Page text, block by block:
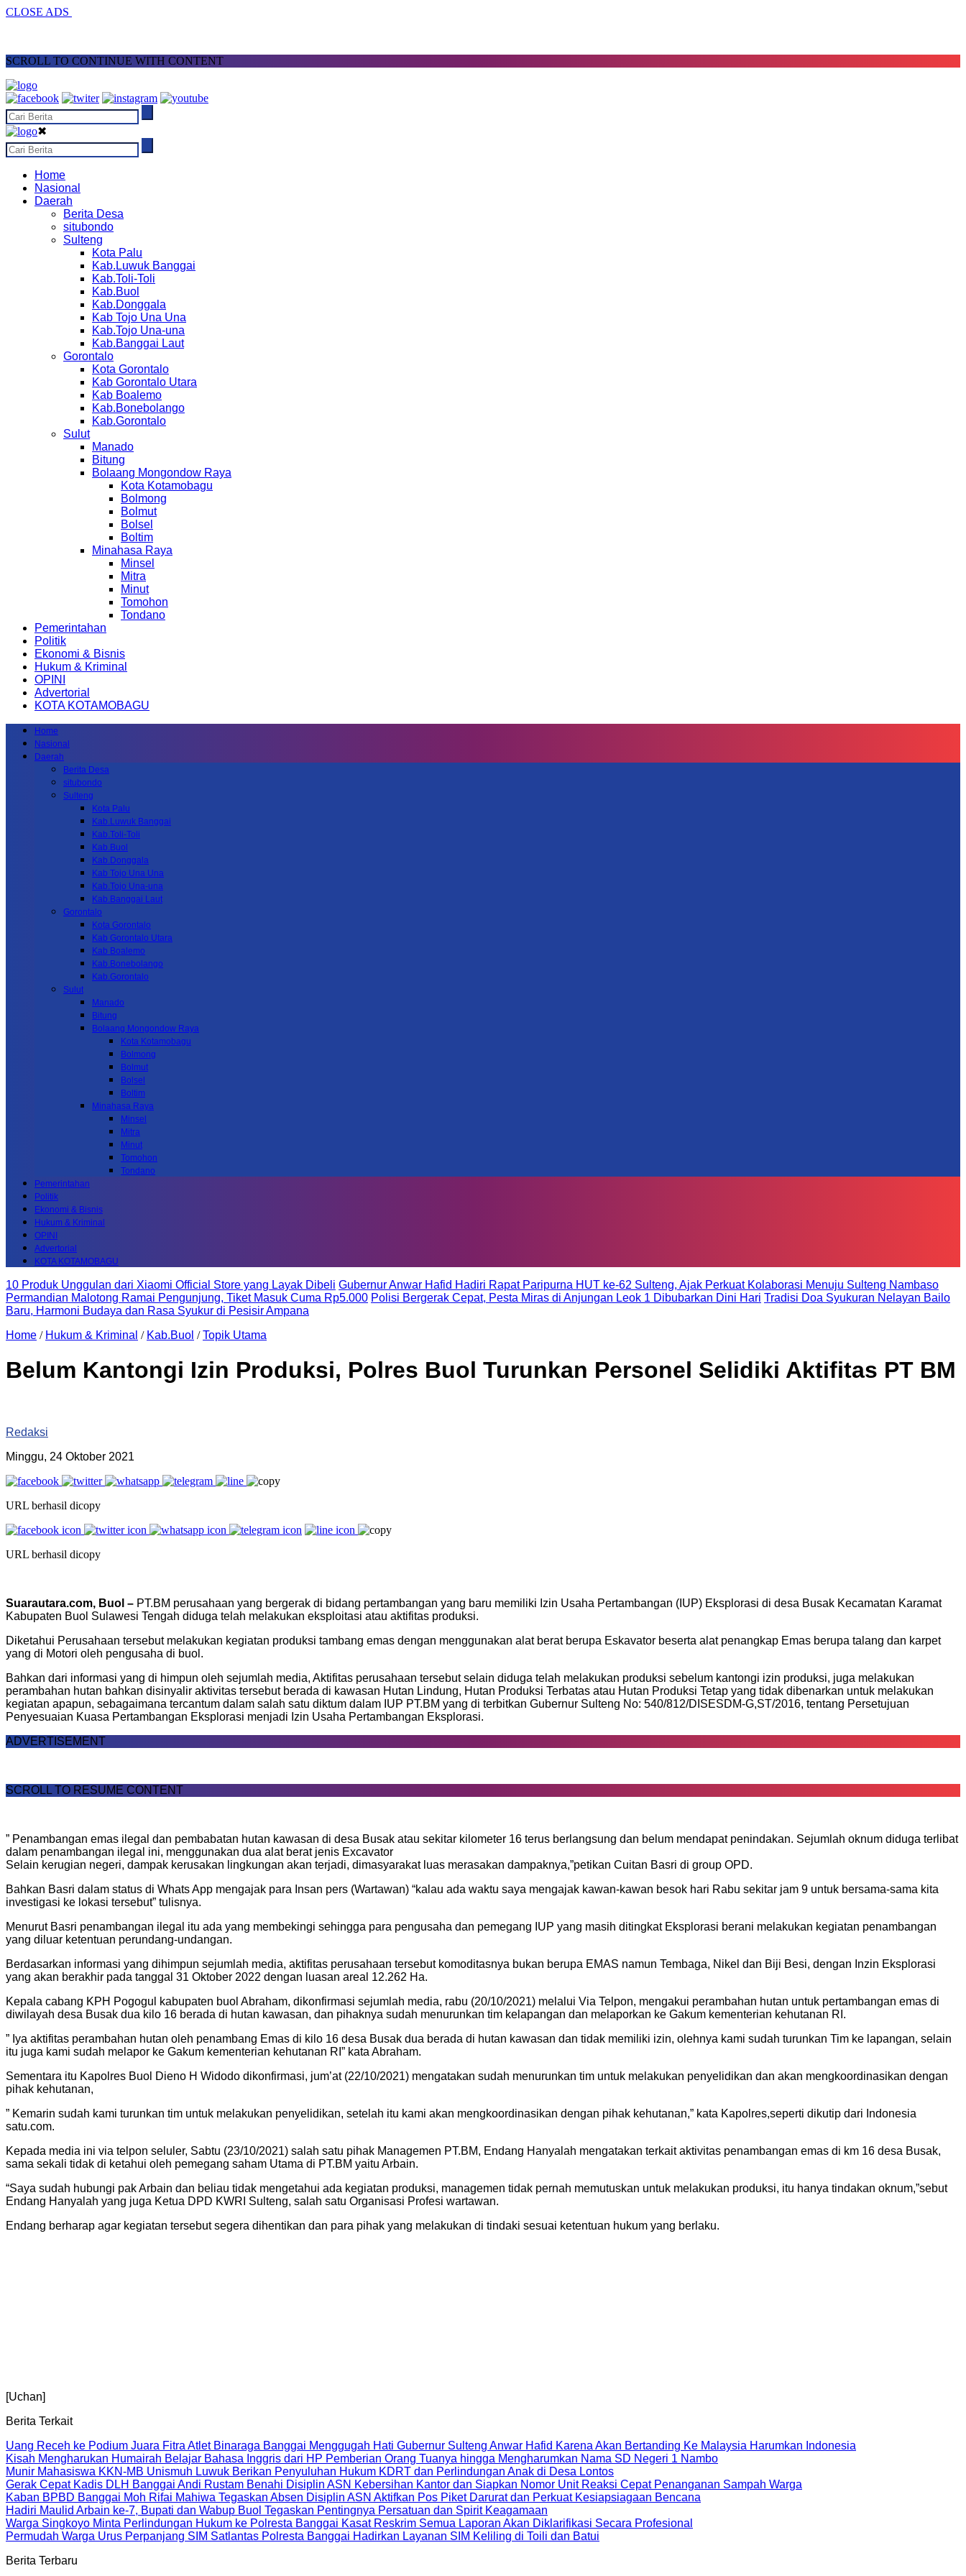
CLOSE ADS
SCROLL TO CONTINUE WITH CONTENT
✖
Home
Nasional
Daerah
Berita Desa
situbondo
Sulteng
Kota Palu
Kab.Luwuk Banggai
Kab.Toli-Toli
Kab.Buol
Kab.Donggala
Kab Tojo Una Una
Kab.Tojo Una-una
Kab.Banggai Laut
Gorontalo
Kota Gorontalo
Kab Gorontalo Utara
Kab Boalemo
Kab.Bonebolango
Kab.Gorontalo
Sulut
Manado
Bitung
Bolaang Mongondow Raya
Kota Kotamobagu
Bolmong
Bolmut
Bolsel
Boltim
Minahasa Raya
Minsel
Mitra
Minut
Tomohon
Tondano
Pemerintahan
Politik
Ekonomi & Bisnis
Hukum & Kriminal
OPINI
Advertorial
KOTA KOTAMOBAGU
Home
Nasional
Daerah
Berita Desa
situbondo
Sulteng
Kota Palu
Kab.Luwuk Banggai
Kab.Toli-Toli
Kab.Buol
Kab.Donggala
Kab Tojo Una Una
Kab.Tojo Una-una
Kab.Banggai Laut
Gorontalo
Kota Gorontalo
Kab Gorontalo Utara
Kab Boalemo
Kab.Bonebolango
Kab.Gorontalo
Sulut
Manado
Bitung
Bolaang Mongondow Raya
Kota Kotamobagu
Bolmong
Bolmut
Bolsel
Boltim
Minahasa Raya
Minsel
Mitra
Minut
Tomohon
Tondano
Pemerintahan
Politik
Ekonomi & Bisnis
Hukum & Kriminal
OPINI
Advertorial
KOTA KOTAMOBAGU
10 Produk Unggulan dari Xiaomi Official Store yang Layak Dibeli Gubernur Anwar Hafid Hadiri Rapat Paripurna HUT ke-62 Sulteng, Ajak Perkuat Kolaborasi Menuju Sulteng Nambaso
Permandian Malotong Ramai Pengunjung, Tiket Masuk Cuma Rp5.000 Polisi Bergerak Cepat, Pesta Miras di Anjungan Leok 1 Dibubarkan Dini Hari Tradisi Doa Syukuran Nelayan Bailo
Baru, Harmoni Budaya dan Rasa Syukur di Pesisir Ampana
Home / Hukum & Kriminal / Kab.Buol /Topik Utama
Belum Kantongi Izin Produksi, Polres Buol Turunkan Personel Selidiki Aktifitas PT BM
Redaksi
Minggu, 24 Oktober 2021
URL berhasil dicopy
URL berhasil dicopy
Suarautara.com, Buol – PT.BM perusahaan yang bergerak di bidang pertambangan yang baru memiliki Izin Usaha Pertambangan (IUP) Eksplorasi di desa Busak Kecamatan Karamat
Kabupaten Buol Sulawesi Tengah diduga telah melakukan eksploitasi atau aktifitas produksi.
Diketahui Perusahaan tersebut melakukan kegiatan produksi tambang emas dengan menggunakan alat berat berupa Eskavator beserta alat penangkap Emas berupa talang dan karpet
yang di Motori oleh pengusaha di buol.
Bahkan dari informasi yang di himpun oleh sejumlah media, Aktifitas perusahaan tersebut selain diduga telah melakukan produksi sebelum kantongi izin produksi, juga melakukan
perambahan hutan bahkan disinyalir aktivitas tersebut berada di kawasan Hutan Lindung, Hutan Produksi Terbatas atau Hutan Produksi Tetap yang tidak dibenarkan untuk melakukan
kegiatan apapun, sebagaimana tercantum dalam salah satu diktum dalam IUP PT.BM yang di terbitkan Gubernur Sulteng No: 540/812/DISESDM-G,ST/2016, tentang Persetujuan
Penyesuaian Kuasa Pertambangan Eksplorasi menjadi Izin Usaha Pertambangan Eksplorasi.
ADVERTISEMENT
SCROLL TO RESUME CONTENT
” Penambangan emas ilegal dan pembabatan hutan kawasan di desa Busak atau sekitar kilometer 16 terus berlangsung dan belum mendapat penindakan. Sejumlah oknum diduga terlibat
dalam penambangan ilegal ini, menggunakan dua alat berat jenis Excavator
Selain kerugian negeri, dampak kerusakan lingkungan akan terjadi, dimasyarakat luas merasakan dampaknya,”petikan Cuitan Basri di group OPD.
Bahkan Basri dalam status di Whats App mengajak para Insan pers (Wartawan) “kalau ada waktu saya mengajak kawan-kawan besok hari Rabu sekitar jam 9 untuk bersama-sama kita
investigasi ke lokasi tersebut” tulisnya.
Menurut Basri penambangan ilegal itu ada yang membekingi sehingga para pengusaha dan pemegang IUP yang masih ditingkat Eksplorasi berani melakukan kegiatan penambangan
yang diluar ketentuan perundang-undangan.
Berdasarkan informasi yang dihimpun sejumlah media, aktifitas perusahaan tersebut komoditasnya bukan berupa EMAS namun Tembaga, Nikel dan Biji Besi, dengan Inzin Eksplorasi
yang akan berakhir pada tanggal 31 Oktober 2022 dengan luasan areal 12.262 Ha.
Kepala cabang KPH Pogogul kabupaten buol Abraham, dikonfirmasi sejumlah media, rabu (20/10/2021) melalui Via Telpon, mengakui perambahan hutan untuk pertambangan emas di
diwilayah desa Busak dua kilo 16 berada di hutan kawasan, dan pihaknya sudah menurunkan tim kelapangan dan melaporkan ke Gakum kementerian kehutanan RI.
” Iya aktifitas perambahan hutan oleh penambang Emas di kilo 16 desa Busak dua berada di hutan kawasan dan tidak memiliki izin, olehnya kami sudah turunkan Tim ke lapangan, selain
itu juga kami sudah melapor ke Gakum kementerian kehutanan RI” kata Abraham.
Sementara itu Kapolres Buol Dieno H Widodo dikonfirmasi, jum’at (22/10/2021) mengatakan sudah menurunkan tim untuk melakukan penyelidikan dan akan mengkoordinasikan dengan
pihak kehutanan,
” Kemarin sudah kami turunkan tim untuk melakukan penyelidikan, setelah itu kami akan mengkoordinasikan dengan pihak kehutanan,” kata Kapolres,seperti dikutip dari Indonesia
satu.com.
Kepada media ini via telpon seluler, Sabtu (23/10/2021) salah satu pihak Managemen PT.BM, Endang Hanyalah mengatakan terkait aktivitas penambangan emas di km 16 desa Busak,
sama sekali tidak di ketahui oleh pemegang saham Utama di PT.BM yaitu Arbain.
“Saya sudah hubungi pak Arbain dan beliau tidak mengetahui ada kegiatan produksi, managemen tidak pernah memutuskan untuk melakukan produksi, itu hanya tindakan oknum,”sebut
Endang Hanyalah yang juga Ketua DPD KWRI Sulteng, salah satu Organisasi Profesi wartawan.
Endang berharap agar kegiatan tersebut segera dihentikan dan para pihak yang melakukan di tindaki sesuai ketentuan hukum yang berlaku.
[Uchan]
Berita Terkait
Uang Receh ke Podium Juara Fitra Atlet Binaraga Banggai Menggugah Hati Gubernur Sulteng Anwar Hafid Karena Akan Bertanding Ke Malaysia Harumkan Indonesia
Kisah Mengharukan Humairah Belajar Bahasa Inggris dari HP Pemberian Orang Tuanya hingga Mengharumkan Nama SD Negeri 1 Nambo
Munir Mahasiswa KKN-MB Unismuh Luwuk Berikan Penyuluhan Hukum KDRT dan Perlindungan Anak di Desa Lontos
Gerak Cepat Kadis DLH Banggai Andi Rustam Benahi Disiplin ASN Kebersihan Kantor dan Siapkan Nomor Unit Reaksi Cepat Penanganan Sampah Warga
Kaban BPBD Banggai Moh Rifai Mahiwa Tegaskan Absen Disiplin ASN Aktifkan Pos Piket Darurat dan Perkuat Kesiapsiagaan Bencana
Hadiri Maulid Arbain ke-7, Bupati dan Wabup Buol Tegaskan Pentingnya Persatuan dan Spirit Keagamaan
Warga Singkoyo Minta Perlindungan Hukum ke Polresta Banggai Kasat Reskrim Semua Laporan Akan Diklarifikasi Secara Profesional
Permudah Warga Urus Perpanjang SIM Satlantas Polresta Banggai Hadirkan Layanan SIM Keliling di Toili dan Batui
Berita Terbaru